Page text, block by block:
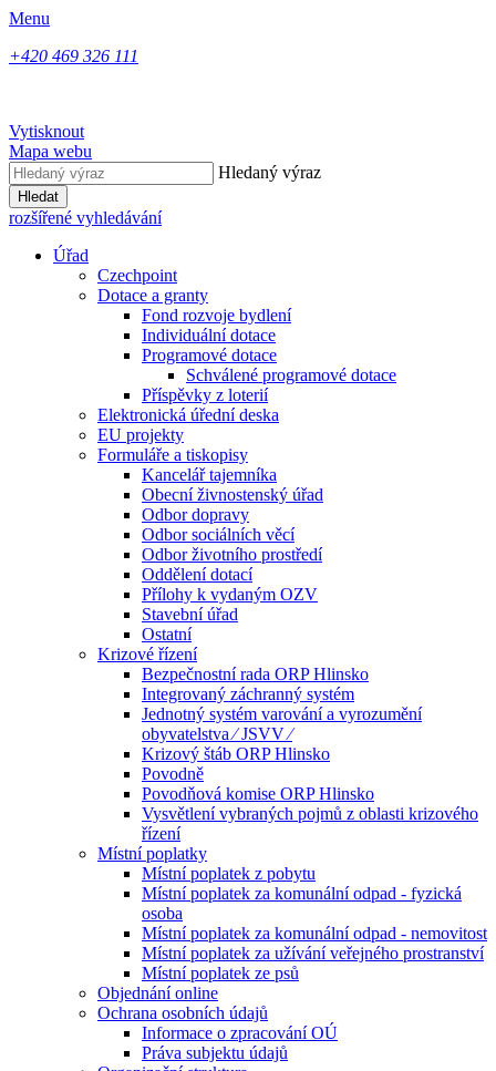
Menu
+420 469 326 111
Vytisknout
Mapa webu
Hledaný výraz
Hledat
rozšířené vyhledávání
Úřad
Czechpoint
Dotace a granty
Fond rozvoje bydlení
Individuální dotace
Programové dotace
Schválené programové dotace
Příspěvky z loterií
Elektronická úřední deska
EU projekty
Formuláře a tiskopisy
Kancelář tajemníka
Obecní živnostenský úřad
Odbor dopravy
Odbor sociálních věcí
Odbor životního prostředí
Oddělení dotací
Přílohy k vydaným OZV
Stavební úřad
Ostatní
Krizové řízení
Bezpečnostní rada ORP Hlinsko
Integrovaný záchranný systém
Jednotný systém varování a vyrozumění
obyvatelstva ⁄ JSVV ⁄
Krizový štáb ORP Hlinsko
Povodně
Povodňová komise ORP Hlinsko
Vysvětlení vybraných pojmů z oblasti krizového
řízení
Místní poplatky
Místní poplatek z pobytu
Místní poplatek za komunální odpad - fyzická
osoba
Místní poplatek za komunální odpad - nemovitost
Místní poplatek za užívání veřejného prostranství
Místní poplatek ze psů
Objednání online
Ochrana osobních údajů
Informace o zpracování OÚ
Práva subjektu údajů